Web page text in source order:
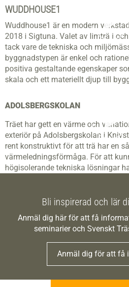
WUDDHOUSE1
Wuddhouse1 är en modern
2018 i Sigtuna. Valet av limträ i
tack vare de tekniska och
byggnadstypen är enkel och
positiva gestaltande egenskaper
skala och ett materiellt djup till
ADOLSBERGSKOLAN
Träet har gett en värme och
exteriör på Adolsbergskolan i
rent konstruktivt för att trä har en
värmeledningsförmåga. För att
högisolerande tekniska lösningar
Bli inspirerad och lär
Anmäl dig här för att få
seminarier och Svenskt
Anmäl dig för att få